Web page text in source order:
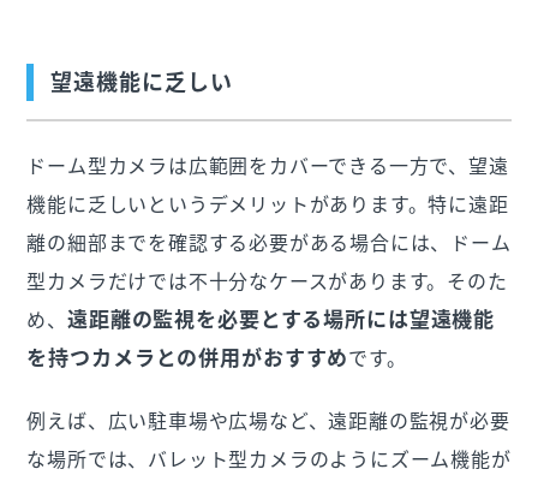
望遠機能に乏しい
ドーム型カメラは広範囲をカバーできる一方で、望遠
機能に乏しいというデメリットがあります。特に遠距
離の細部までを確認する必要がある場合には、ドーム
型カメラだけでは不十分なケースがあります。そのた
め、遠距離の監視を必要とする場所には望遠機能
を持つカメラとの併用がおすすめです。
例えば、広い駐車場や広場など、遠距離の監視が必要
な場所では、バレット型カメラのようにズーム機能が